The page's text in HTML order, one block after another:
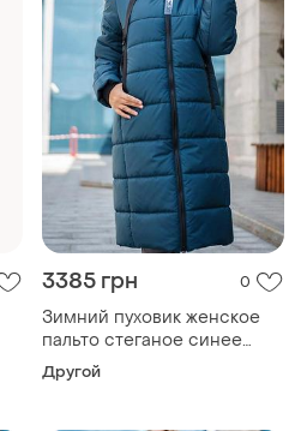
3385 грн 0
Зимний пуховик женское
пальто стеганое синее
тинсулейт цвет черный
размер 42-58 44
Другой